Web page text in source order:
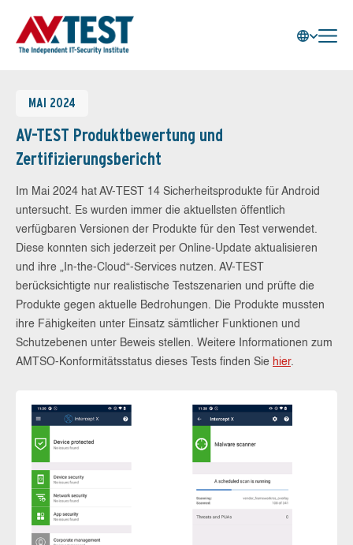
MAI 2024
AV-TEST Produktbewertung und
Zertifizierungsbericht
Im Mai 2024 hat AV-TEST 14 Sicherheitsprodukte für Android
untersucht. Es wurden immer die aktuellsten öffentlich
verfügbaren Versionen der Produkte für den Test verwendet.
Diese konnten sich jederzeit per Online-Update aktualisieren
und ihre „In-the-Cloud“-Services nutzen. AV-TEST
berücksichtigte nur realistische Testszenarien und prüfte die
Produkte gegen aktuelle Bedrohungen. Die Produkte mussten
ihre Fähigkeiten unter Einsatz sämtlicher Funktionen und
Schutzebenen unter Beweis stellen. Weitere Informationen zum
AMTSO-Konformitätsstatus dieses Tests finden Sie hier.